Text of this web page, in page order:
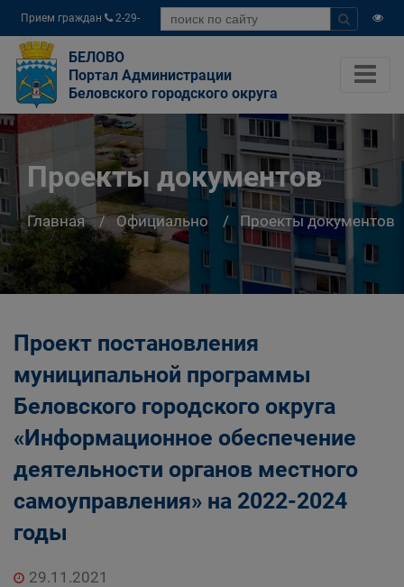
Прием граждан
2-29-
04
БЕЛОВО
Портал Администрации
Беловского городского округа
Проекты документов
Главная Официально Проекты документов
Проект постановления
муниципальной программы
Беловского городского округа
«Информационное обеспечение
деятельности органов местного
самоуправления» на 2022-2024
годы
29.11.2021